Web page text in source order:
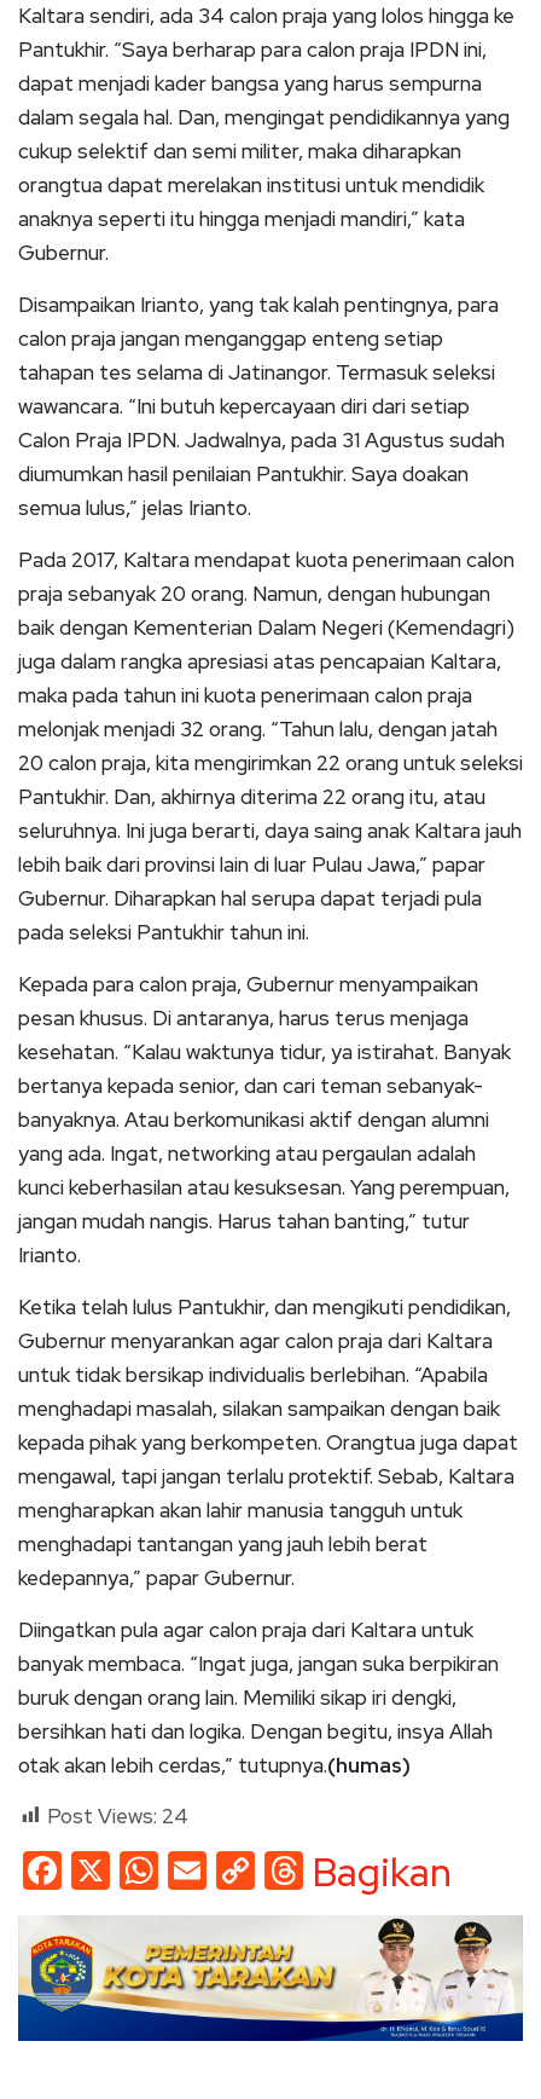
Kaltara sendiri, ada 34 calon praja yang lolos hingga ke
Pantukhir. “Saya berharap para calon praja IPDN ini,
dapat menjadi kader bangsa yang harus sempurna
dalam segala hal. Dan, mengingat pendidikannya yang
cukup selektif dan semi militer, maka diharapkan
orangtua dapat merelakan institusi untuk mendidik
anaknya seperti itu hingga menjadi mandiri,” kata
Gubernur.
Disampaikan Irianto, yang tak kalah pentingnya, para
calon praja jangan menganggap enteng setiap
tahapan tes selama di Jatinangor. Termasuk seleksi
wawancara. “Ini butuh kepercayaan diri dari setiap
Calon Praja IPDN. Jadwalnya, pada 31 Agustus sudah
diumumkan hasil penilaian Pantukhir. Saya doakan
semua lulus,” jelas Irianto.
Pada 2017, Kaltara mendapat kuota penerimaan calon
praja sebanyak 20 orang. Namun, dengan hubungan
baik dengan Kementerian Dalam Negeri (Kemendagri)
juga dalam rangka apresiasi atas pencapaian Kaltara,
maka pada tahun ini kuota penerimaan calon praja
melonjak menjadi 32 orang. “Tahun lalu, dengan jatah
20 calon praja, kita mengirimkan 22 orang untuk seleksi
Pantukhir. Dan, akhirnya diterima 22 orang itu, atau
seluruhnya. Ini juga berarti, daya saing anak Kaltara jauh
lebih baik dari provinsi lain di luar Pulau Jawa,” papar
Gubernur. Diharapkan hal serupa dapat terjadi pula
pada seleksi Pantukhir tahun ini.
Kepada para calon praja, Gubernur menyampaikan
pesan khusus. Di antaranya, harus terus menjaga
kesehatan. “Kalau waktunya tidur, ya istirahat. Banyak
bertanya kepada senior, dan cari teman sebanyak-
banyaknya. Atau berkomunikasi aktif dengan alumni
yang ada. Ingat, networking atau pergaulan adalah
kunci keberhasilan atau kesuksesan. Yang perempuan,
jangan mudah nangis. Harus tahan banting,” tutur
Irianto.
Ketika telah lulus Pantukhir, dan mengikuti pendidikan,
Gubernur menyarankan agar calon praja dari Kaltara
untuk tidak bersikap individualis berlebihan. “Apabila
menghadapi masalah, silakan sampaikan dengan baik
kepada pihak yang berkompeten. Orangtua juga dapat
mengawal, tapi jangan terlalu protektif. Sebab, Kaltara
mengharapkan akan lahir manusia tangguh untuk
menghadapi tantangan yang jauh lebih berat
kedepannya,” papar Gubernur.
Diingatkan pula agar calon praja dari Kaltara untuk
banyak membaca. “Ingat juga, jangan suka berpikiran
buruk dengan orang lain. Memiliki sikap iri dengki,
bersihkan hati dan logika. Dengan begitu, insya Allah
otak akan lebih cerdas,” tutupnya.(humas)
Post Views: 24
Facebook
X WhatsApp
EmailCopy
Link
Threads
Bagikan